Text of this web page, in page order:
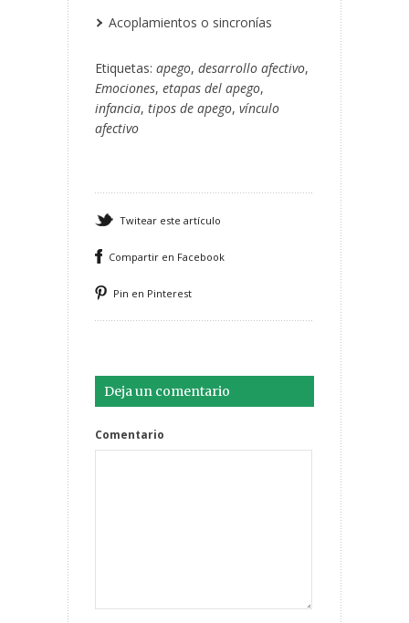
Acoplamientos o sincronías
Etiquetas: apego, desarrollo afectivo,
Emociones, etapas del apego,
infancia, tipos de apego, vínculo
afectivo
Twitear este artículo
Compartir en Facebook
Pin en Pinterest
Deja un comentario
Comentario